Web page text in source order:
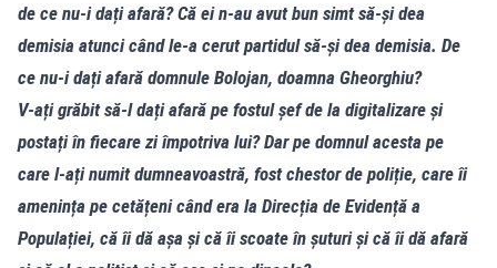
de ce nu-i dați afară? Că ei n-au avut bun simt să-și dea
demisia atunci când le-a cerut partidul să-și dea demisia. De
ce nu-i dați afară domnule Bolojan, doamna Gheorghiu?
V-ați grăbit să-l dați afară pe fostul șef de la digitalizare și
postați în fiecare zi împotriva lui? Dar pe domnul acesta pe
care l-ați numit dumneavoastră, fost chestor de poliție, care îi
amenința pe cetățeni când era la Direcția de Evidență a
Populației, că îi dă așa și că îi scoate în șuturi și că îi dă afară